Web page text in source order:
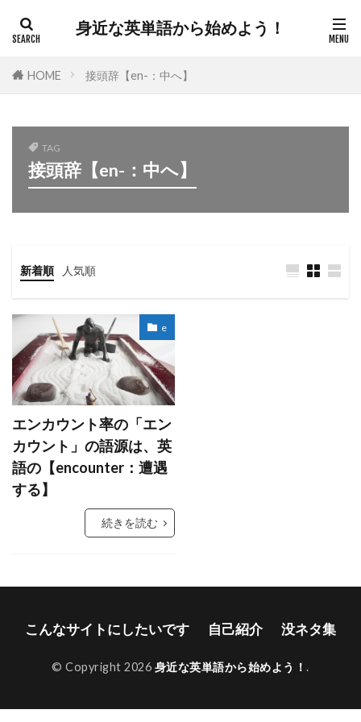
身近な英単語から始めよう！
HOME 接頭辞【en-：中へ】
TAG
接頭辞【en-：中へ】
新着順 人気順
e
エンカウント率の「エン
カウント」の語源は、英
語の【encounter：遭遇
する】
続きを読む
こんなサイトにしたいです 自己紹介 没ネタ集
© Copyright 2026 身近な英単語から始めよう！.